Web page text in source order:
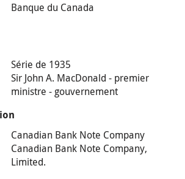
Banque du Canada
Série de 1935
Sir John A. MacDonald - premier
ministre - gouvernement
Canadian Bank Note Company
Canadian Bank Note Company,
Limited.